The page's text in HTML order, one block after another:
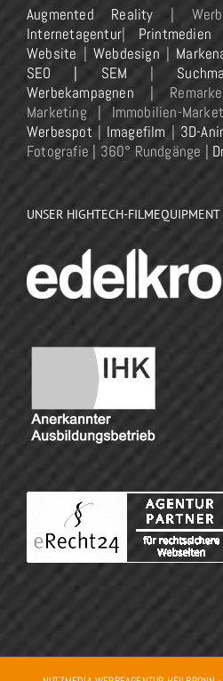
Augmented Reality |
Internetagentur| Printmedien
Website | Webdesign |
SEO | SEM |
Werbekampagnen |
Marketing | Immobilien-
Werbespot | Imagefilm | 3D-
Fotografie | 360° Rundgänge |
UNSER HIGHTECH-